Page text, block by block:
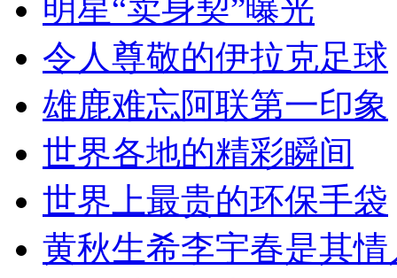
明星“卖身契”曝光
令人尊敬的伊拉克足球
雄鹿难忘阿联第一印象
世界各地的精彩瞬间
世界上最贵的环保手袋
黄秋生希李宇春是其情